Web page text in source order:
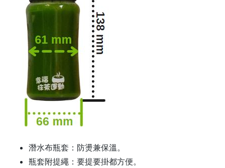
潛水布瓶套 ：防燙兼保溫。
瓶套附提繩 ：要提要掛都方便。